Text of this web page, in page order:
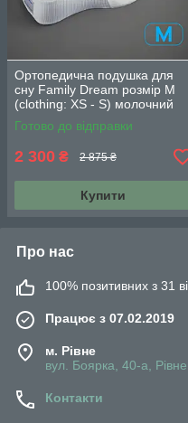
Ортопедична подушка для
сну Family Dream розмір M
(clothing: XS - S) молочний
Готово до відправки
2 300 ₴ 2 875 ₴
Купити
Про нас
100% позитивних з 31
Працює з 07.02.2019
м. Рівне
вул. Боярка, 40-а,
Контакти